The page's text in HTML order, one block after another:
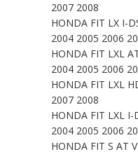
2007 2008
HONDA FIT LX I-
2004 2005 2006
HONDA FIT LXL
2004 2005 2006
HONDA FIT LXL
2007 2008
HONDA FIT LXL I-
2004 2005 2006
HONDA FIT S AT